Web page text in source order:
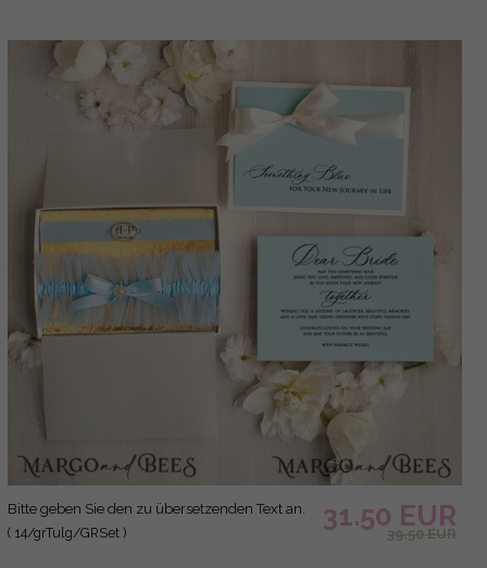
Bitte geben Sie den zu übersetzenden Text an.
( 14/grTulg/GRSet )
31.50 EUR
39.50 EUR